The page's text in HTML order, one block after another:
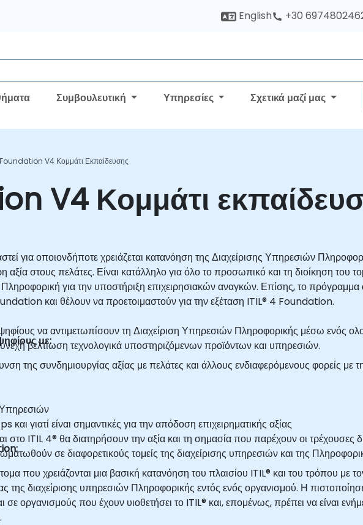
English +30
Συμβουλευτική Υπηρεσίες Σχετικά μαζί μας
V4 Κομμάτι Εκπαίδευσης
V4 Κομμάτι
για οποιονδήποτε χρειάζεται κατανόηση της Διαχείρισης Υπηρεσιών
στους πελάτες. Είναι κατάλληλο για όλο το προσωπικό και τη διοίκηση του
Πληροφορική για την υποστήριξη επιχειρησιακών αναγκών. Επίσης, το
και θέλουν να προετοιμαστούν για την εξέταση ITIL® 4 Foundation.
να αντιμετωπίσουν τη Διαχείριση Υπηρεσιών Πληροφορικής μέσω ενός
βελτίωση τεχνολογικά υποστηριζόμενων προϊόντων και υπηρεσιών.
με:
της συνδημιουργίας αξίας με πελάτες και άλλους ενδιαφερόμενους φορείς με
Υπηρεσιών
γιατί είναι σημαντικές για την απόδοση επιχειρηματικής αξίας
στο ITIL 4® θα διατηρήσουν την αξία και τη σημασία που παρέχουν οι τρέχουσες
σε διαφορετικούς τομείς της διαχείρισης υπηρεσιών και της
που χρειάζονται μια βασική κατανόηση του πλαισίου ITIL® και του τρόπου με
της διαχείρισης υπηρεσιών Πληροφορικής εντός ενός οργανισμού. Η
οργανισμούς που έχουν υιοθετήσει το ITIL® και, επομένως, πρέπει να είναι